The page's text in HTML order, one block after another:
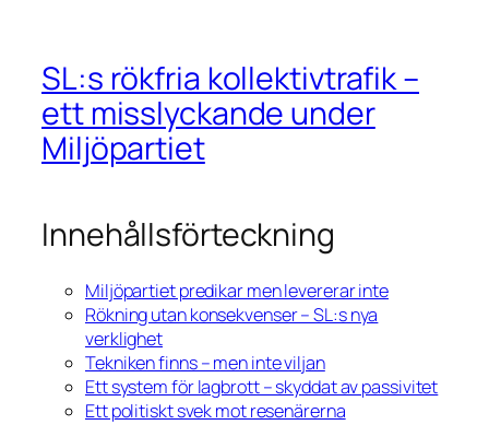
SL:s rökfria kollektivtrafik –
ett misslyckande under
Miljöpartiet
Innehållsförteckning
Miljöpartiet predikar men levererar inte
Rökning utan konsekvenser – SL:s nya
verklighet
Tekniken finns – men inte viljan
Ett system för lagbrott – skyddat av passivitet
Ett politiskt svek mot resenärerna